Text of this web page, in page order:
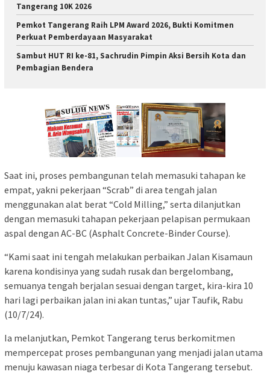
Tangerang 10K 2026
Pemkot Tangerang Raih LPM Award 2026, Bukti Komitmen
Perkuat Pemberdayaan Masyarakat
Sambut HUT RI ke-81, Sachrudin Pimpin Aksi Bersih Kota dan
Pembagian Bendera
Saat ini, proses pembangunan telah memasuki tahapan ke
empat, yakni pekerjaan “Scrab” di area tengah jalan
menggunakan alat berat “Cold Milling,” serta dilanjutkan
dengan memasuki tahapan pekerjaan pelapisan permukaan
aspal dengan AC-BC (Asphalt Concrete-Binder Course).
“Kami saat ini tengah melakukan perbaikan Jalan Kisamaun
karena kondisinya yang sudah rusak dan bergelombang,
semuanya tengah berjalan sesuai dengan target, kira-kira 10
hari lagi perbaikan jalan ini akan tuntas,” ujar Taufik, Rabu
(10/7/24).
Ia melanjutkan, Pemkot Tangerang terus berkomitmen
mempercepat proses pembangunan yang menjadi jalan utama
menuju kawasan niaga terbesar di Kota Tangerang tersebut.